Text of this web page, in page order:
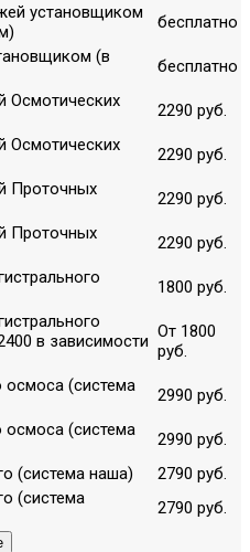
установщиком
бесплатно
(в
бесплатно
Осмотических
2290 руб.
Осмотических
2290 руб.
Проточных
2290 руб.
Проточных
2290 руб.
1800 руб.
в зависимости От 1800
руб.
осмоса (система
2990 руб.
осмоса (система
2990 руб.
(система наша)
2790 руб.
(система
2790 руб.